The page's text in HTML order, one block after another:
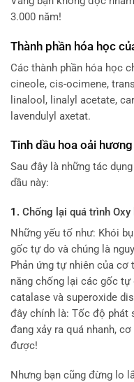
3.000 năm!
Thành phần hóa học
Các thành phần hóa học
cineole, cis-ocimene,
linalool, linalyl acetate,
lavendulyl axetat.
Tinh dầu hoa oải
Sau đây là những tác
dầu này:
1. Chống lại quá trình Oxy
Những yếu tố như: Khói
gốc tự do và chúng là
Phản ứng tự nhiên của
năng chống lại các gốc tự
catalase và superoxide
đây chính là: Tốc độ phát
đang xảy ra quá nhanh,
được!
Nhưng bạn cũng đừng lo